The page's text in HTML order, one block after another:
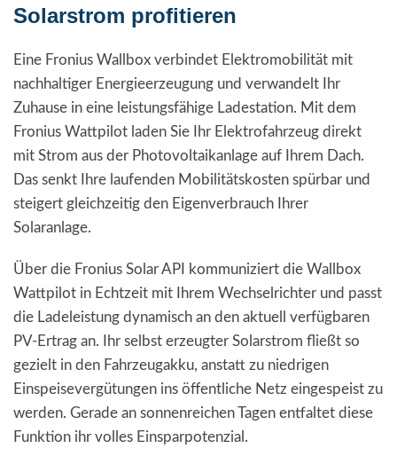
Solarstrom profitieren
Eine Fronius Wallbox verbindet Elektromobilität mit
nachhaltiger Energieerzeugung und verwandelt Ihr
Zuhause in eine leistungsfähige Ladestation. Mit dem
Fronius Wattpilot laden Sie Ihr Elektrofahrzeug direkt
mit Strom aus der Photovoltaikanlage auf Ihrem Dach.
Das senkt Ihre laufenden Mobilitätskosten spürbar und
steigert gleichzeitig den Eigenverbrauch Ihrer
Solaranlage.
Über die Fronius Solar API kommuniziert die Wallbox
Wattpilot in Echtzeit mit Ihrem Wechselrichter und passt
die Ladeleistung dynamisch an den aktuell verfügbaren
PV-Ertrag an. Ihr selbst erzeugter Solarstrom fließt so
gezielt in den Fahrzeugakku, anstatt zu niedrigen
Einspeisevergütungen ins öffentliche Netz eingespeist zu
werden. Gerade an sonnenreichen Tagen entfaltet diese
Funktion ihr volles Einsparpotenzial.